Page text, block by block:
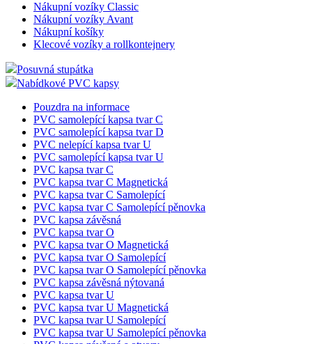
Nákupní vozíky Classic
Nákupní vozíky Avant
Nákupní košíky
Klecové vozíky a rollkontejnery
Posuvná stupátka
Nabídkové PVC kapsy
Pouzdra na informace
PVC samolepící kapsa tvar C
PVC samolepící kapsa tvar D
PVC nelepící kapsa tvar U
PVC samolepící kapsa tvar U
PVC kapsa tvar C
PVC kapsa tvar C Magnetická
PVC kapsa tvar C Samolepící
PVC kapsa tvar C Samolepící pěnovka
PVC kapsa závěsná
PVC kapsa tvar O
PVC kapsa tvar O Magnetická
PVC kapsa tvar O Samolepící
PVC kapsa tvar O Samolepící pěnovka
PVC kapsa závěsná nýtovaná
PVC kapsa tvar U
PVC kapsa tvar U Magnetická
PVC kapsa tvar U Samolepící
PVC kapsa tvar U Samolepící pěnovka